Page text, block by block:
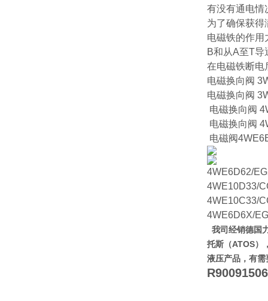
有没有通电情
为了确保获得
电磁铁的作用
B和从A至T导
在电磁铁断电
电磁换向阀
电磁换向阀
电磁换向阀
电磁换向阀
电磁阀
4WE6D62/
4WE10D33/
4WE10C33/
4WE6D6X/
我司经销德国
托斯（ATOS）
液压产品，有